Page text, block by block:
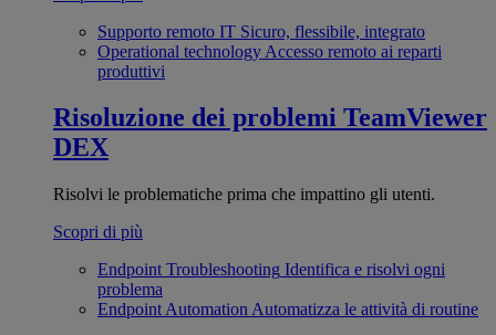
Supporto remoto IT Sicuro, flessibile, integrato
Operational technology Accesso remoto ai reparti
produttivi
Risoluzione dei problemi TeamViewer
DEX
Risolvi le problematiche prima che impattino gli utenti.
Scopri di più
Endpoint Troubleshooting Identifica e risolvi ogni
problema
Endpoint Automation Automatizza le attività di routine